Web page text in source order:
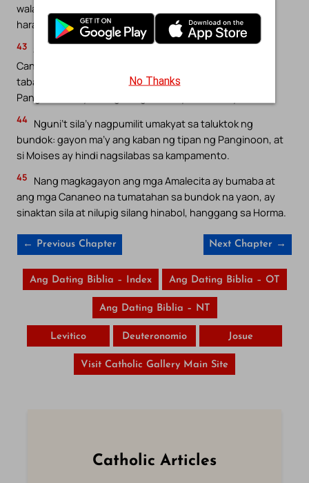
wala sa gitna ninyo; upang huwag kayong masaktan sa
harap ng inyong mga kaaway.
43 Sapagka’t nandoon ang mga Amalecita at ang mga
Cananeo sa harap ninyo, at kayo’y mangabubuwal sa
tabak: sapagka’t kayo’y humiwalay sa pagsunod sa
Panginoon, kaya’t ang Panginoon ay wala sa inyo.
44 Nguni’t sila’y nagpumilit umakyat sa taluktok ng
bundok: gayon ma’y ang kaban ng tipan ng Panginoon, at
si Moises ay hindi nagsilabas sa kampamento.
45
Nang magkagayon ang mga Amalecita ay bumaba at
ang mga Cananeo na tumatahan sa bundok na yaon, ay
sinaktan sila at nilupig silang hinabol, hanggang sa Horma.
← Previous Chapter Next Chapter →
Ang Dating Biblia – Index Ang Dating Biblia – OT
Ang Dating Biblia – NT
Levitico Deuteronomio Josue
Visit Catholic Gallery Main Site
Catholic Articles
No Thanks